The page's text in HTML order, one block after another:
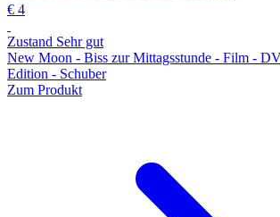
€ 4
Zustand Sehr gut
New Moon - Biss zur Mittagsstunde - Film -
Edition - Schuber
Zum Produkt